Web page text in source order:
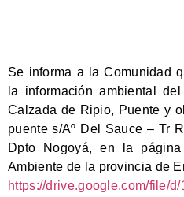
Se informa a la Comunidad
la información ambiental
Calzada de Ripio, Puente y
puente s/Aº Del Sauce – Tr
Dpto Nogoyá, en la
Ambiente de la provincia de
https://drive.google.com/file/